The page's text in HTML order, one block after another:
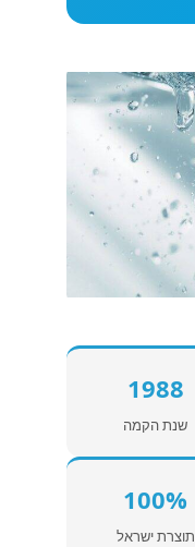
1988
שנת הקמה
100%
תוצרת ישראל